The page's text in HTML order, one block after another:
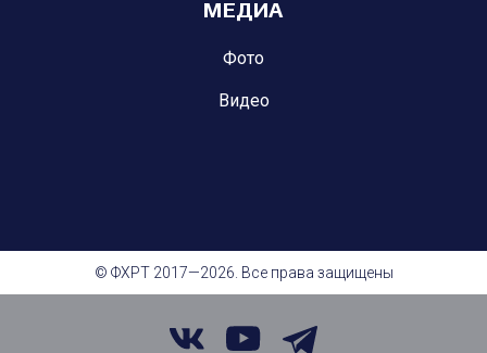
МЕДИА
Фото
Видео
© ФХРТ 2017—2026. Все права защищены